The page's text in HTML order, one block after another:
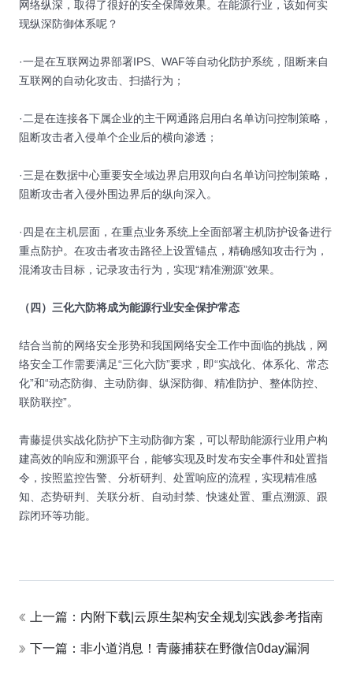
网络纵深，取得了很好的安全保障效果。在能源行业，该如何实
现纵深防御体系呢？
·一是在互联网边界部署IPS、WAF等自动化防护系统，阻断来自
互联网的自动化攻击、扫描行为；
·二是在连接各下属企业的主干网通路启用白名单访问控制策略，
阻断攻击者入侵单个企业后的横向渗透；
·三是在数据中心重要安全域边界启用双向白名单访问控制策略，
阻断攻击者入侵外围边界后的纵向深入。
·四是在主机层面，在重点业务系统上全面部署主机防护设备进行
重点防护。在攻击者攻击路径上设置锚点，精确感知攻击行为，
混淆攻击目标，记录攻击行为，实现“精准溯源”效果。
（四）三化六防将成为能源行业安全保护常态
结合当前的网络安全形势和我国网络安全工作中面临的挑战，网
络安全工作需要满足“三化六防”要求，即“实战化、体系化、常态
化”和“动态防御、主动防御、纵深防御、精准防护、整体防控、
联防联控”。
青藤提供实战化防护下主动防御方案，可以帮助能源行业用户构
建高效的响应和溯源平台，能够实现及时发布安全事件和处置指
令，按照监控告警、分析研判、处置响应的流程，实现精准感
知、态势研判、关联分析、自动封禁、快速处置、重点溯源、跟
踪闭环等功能。
上一篇：内附下载|云原生架构安全规划实践参考指南
下一篇：非小道消息！青藤捕获在野微信0day漏洞